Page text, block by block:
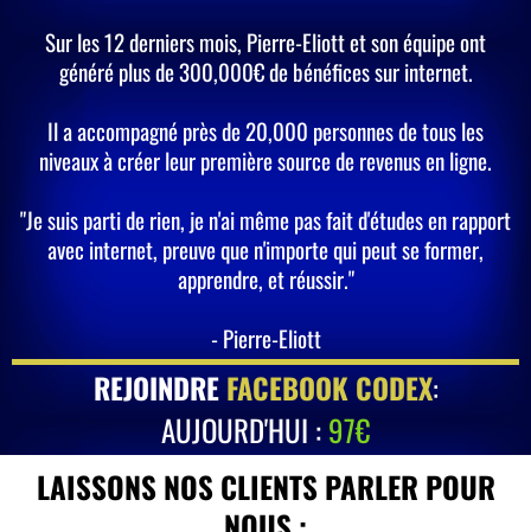
Sur les 12 derniers mois, Pierre-Eliott et son équipe ont
généré plus de 300,000€ de bénéfices sur internet.
Il a accompagné près de 20,000 personnes de tous les
niveaux à créer leur première source de revenus en ligne.
"Je suis parti de rien, je n'ai même pas fait d'études en rapport
avec internet, preuve que n'importe qui peut se former,
apprendre, et réussir."
- Pierre-Eliott
REJOINDREFACEBOOK CODEX:
AUJOURD'HUI :97€
LAISSONS NOS CLIENTS PARLER POUR